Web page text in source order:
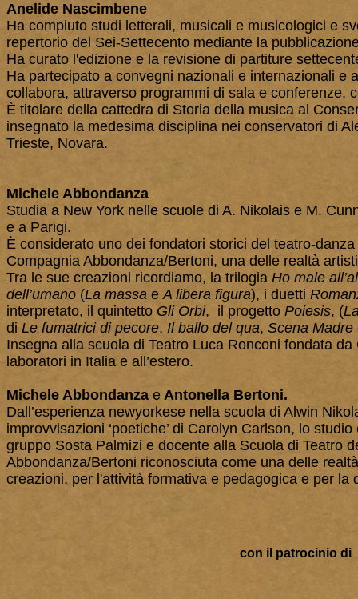
Anelide Nascimbene
Ha compiuto studi letterali, musicali e musicologici e
repertorio del Sei-Settecento mediante la
Ha curato l'edizione e la revisione di partiture
Ha partecipato a convegni nazionali e internazionali
collabora, attraverso programmi di sala e conferenze,
È titolare della cattedra di Storia della musica al
insegnato la medesima disciplina nei conservatori di
Trieste, Novara.
Michele Abbondanza
Studia a New York nelle scuole di A. Nikolais e M.
e a Parigi.
È considerato uno dei fondatori storici del teatro-
Compagnia Abbondanza/Bertoni, una delle realtà
Tra le sue creazioni ricordiamo, la trilogia Ho male
dell’umano (La massa eA libera figura), i duetti
interpretato, il quintetto Gli Orbi, il progetto Poiesis, (
di Le fumatrici di pecore, Il ballo del qua, Scena Madre
Insegna alla scuola di Teatro Luca Ronconi fondata
laboratori in Italia e all’estero.
Michele Abbondanza e Antonella Bertoni.
Dall’esperienza newyorkese nella scuola di Alwin
improvvisazioni ‘poetiche’ di Carolyn Carlson, lo
gruppo Sosta Palmizi e docente alla Scuola di Teatro
Abbondanza/Bertoni riconosciuta come una delle
creazioni, per l'attività formativa e pedagogica e per
con il patrocinio di